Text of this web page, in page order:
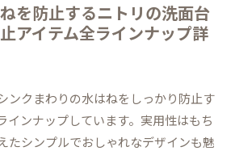
を防止するニトリの洗面台
アイテム全ラインナップ詳
ンクまわりの水はねをしっかり防止す
インナップしています。実用性はもち
たシンプルでおしゃれなデザインも魅